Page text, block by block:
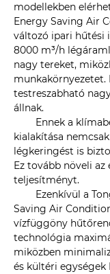
modellekben
Energy Saving Air
változó ipari hűtési
8000 m³/h
nagy tereket,
munkakörnyezetet.
testreszabható
állnak.
Ennek a
kialakítása
légkeringést is
Ez tovább növeli
teljesítményt.
Ezenkívül a
Saving Air
vízfüggöny
technológia
miközben
és kültéri egységek